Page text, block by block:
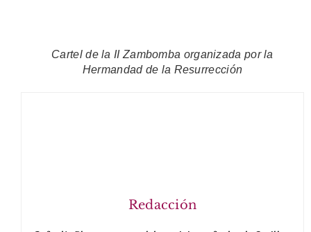
Cartel de la II Zambomba organizada por la
Hermandad de la Resurrección
Redacción